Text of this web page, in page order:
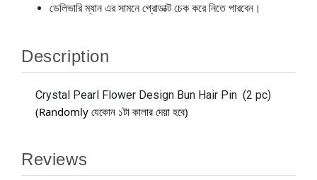
ডেলিভারি ম্যান এর সামনে প্রোডাক্ট চেক করে নিতে পারবেন।
Description
Crystal Pearl Flower Design Bun Hair Pin (2 pc)
(Randomly যেকোন ১টা কালার দেয়া হবে)
Reviews